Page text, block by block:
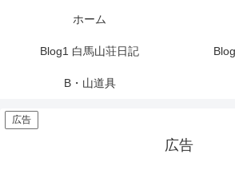
ホーム
Blog1 白馬山荘日記
B・山道具
広告
広告